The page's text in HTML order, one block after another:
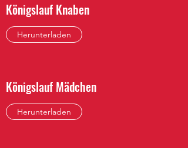
Königslauf Knaben
Herunterladen
Königslauf Mädchen
Herunterladen